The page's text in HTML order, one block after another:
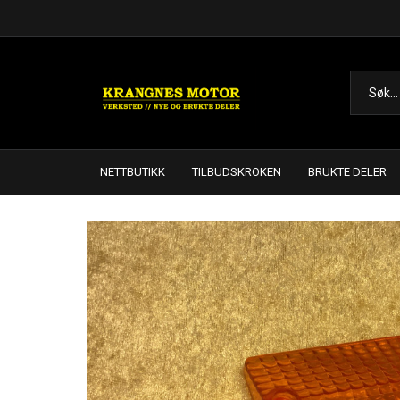
NETTBUTIKK TILBUDSKROKEN BRUKTE DELER